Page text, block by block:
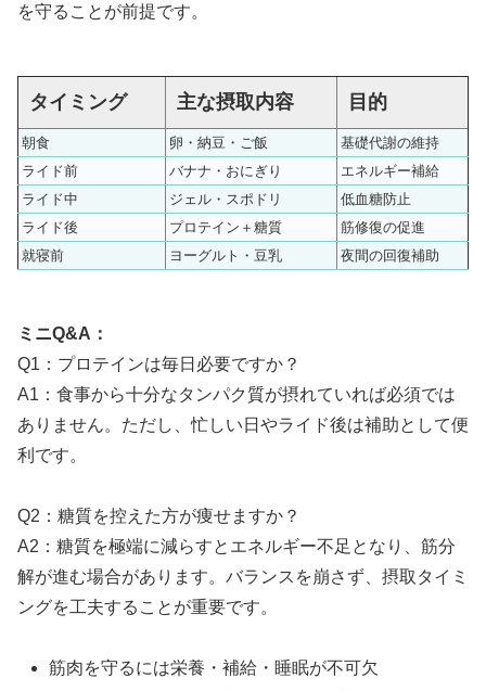
を守ることが前提です。
タイミング 主な摂取内容 目的
朝食 卵・納豆・ご飯
基礎代謝の維持
ライド前
バナナ・おにぎり
エネルギー補給
ライド中
ジェル・スポドリ
低血糖防止
ライド後
プロテイン＋糖質
筋修復の促進
就寝前
ヨーグルト・豆乳 夜間の回復補助
ミニQ&A：
Q1：プロテインは毎日必要ですか？
A1：食事から十分なタンパク質が摂れていれば必須では
ありません。ただし、忙しい日やライド後は補助として便
利です。
Q2：糖質を控えた方が痩せますか？
A2：糖質を極端に減らすとエネルギー不足となり、筋分
解が進む場合があります。バランスを崩さず、摂取タイミ
ングを工夫することが重要です。
筋肉を守るには栄養・補給・睡眠が不可欠